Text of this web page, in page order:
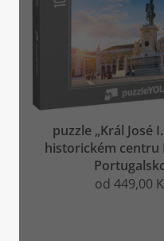
puzzle „Král José
historickém centru
od 449,00